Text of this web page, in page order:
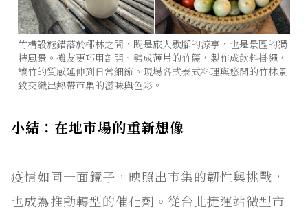
竹構設施錯落於椰林之間，既是旅人歇腳的涼亭，也是景區的獨
特風景。攤友更巧用剖開、劈成薄片的竹篾，製作成飲料掛繩，
讓竹的質感延伸到日常細節。現場各式泰式料理與悠閒的竹林景
致交織出熱帶市集的滋味與色彩。
小結：在地市場的重新想像
疫情如同一面鏡子，映照出市集的韌性與挑戰，
也成為推動轉型的催化劑。從台北捷運站微型市